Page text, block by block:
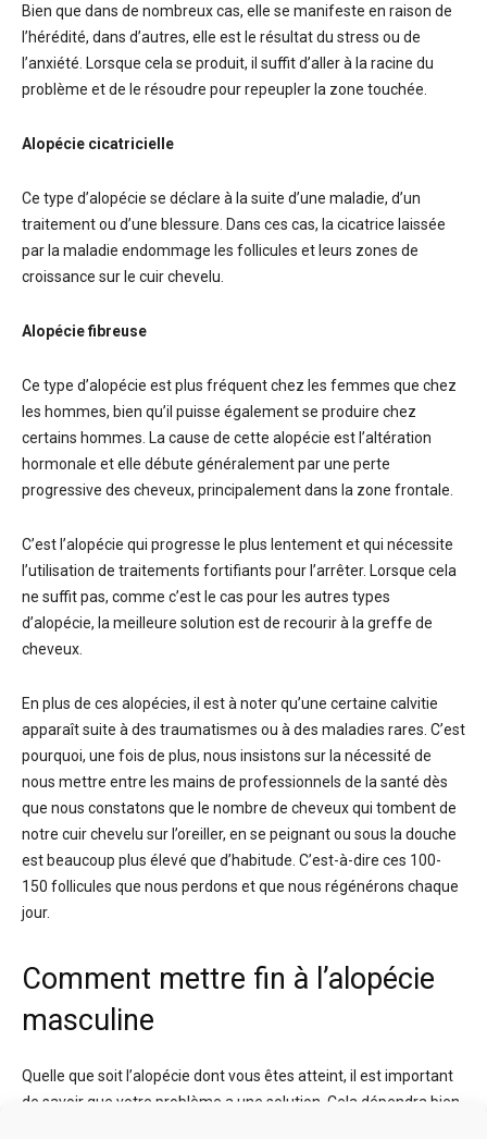
Bien que dans de nombreux cas, elle se manifeste en raison de
l’hérédité, dans d’autres, elle est le résultat du stress ou de
l’anxiété. Lorsque cela se produit, il suffit d’aller à la racine du
problème et de le résoudre pour repeupler la zone touchée.
Alopécie cicatricielle
Ce type d’alopécie se déclare à la suite d’une maladie, d’un
traitement ou d’une blessure. Dans ces cas, la cicatrice laissée
par la maladie endommage les follicules et leurs zones de
croissance sur le cuir chevelu.
Alopécie fibreuse
Ce type d’alopécie est plus fréquent chez les femmes que chez
les hommes, bien qu’il puisse également se produire chez
certains hommes. La cause de cette alopécie est l’altération
hormonale et elle débute généralement par une perte
progressive des cheveux, principalement dans la zone frontale.
C’est l’alopécie qui progresse le plus lentement et qui nécessite
l’utilisation de traitements fortifiants pour l’arrêter. Lorsque cela
ne suffit pas, comme c’est le cas pour les autres types
d’alopécie, la meilleure solution est de recourir à la greffe de
cheveux.
En plus de ces alopécies, il est à noter qu’une certaine calvitie
apparaît suite à des traumatismes ou à des maladies rares. C’est
pourquoi, une fois de plus, nous insistons sur la nécessité de
nous mettre entre les mains de professionnels de la santé dès
que nous constatons que le nombre de cheveux qui tombent de
notre cuir chevelu sur l’oreiller, en se peignant ou sous la douche
est beaucoup plus élevé que d’habitude. C’est-à-dire ces 100-
150 follicules que nous perdons et que nous régénérons chaque
jour.
Comment mettre fin à l’alopécie
masculine
Quelle que soit l’alopécie dont vous êtes atteint, il est important
de savoir que votre problème a une solution. Cela dépendra bien